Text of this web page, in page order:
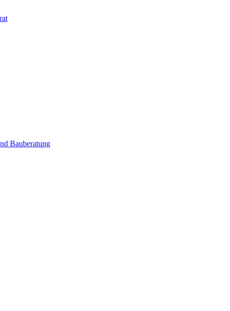
Bauberatung